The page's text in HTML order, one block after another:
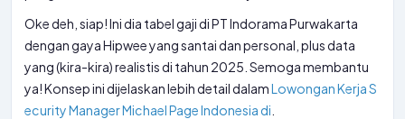
Oke deh, siap! Ini dia tabel gaji di PT Indorama Purwakarta
dengan gaya Hipwee yang santai dan personal, plus data
yang (kira-kira) realistis di tahun 2025. Semoga membantu
ya! Konsep ini dijelaskan lebih detail dalamLowongan Kerja S
ecurity Manager Michael Page Indonesia di